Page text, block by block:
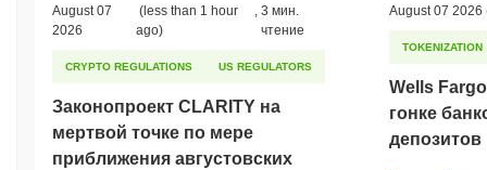
August 07
2026
(less than 1 hour
ago)
,3 мин.
чтение
CRYPTO REGULATIONS US REGULATORS
Законопроект CLARITY на
мертвой точке по мере
приближения августовских
August 07 2026
TOKENIZATION
Wells
гонке
депозитов